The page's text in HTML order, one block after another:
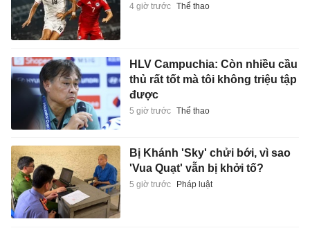
4 giờ trước Thể thao
HLV Campuchia: Còn nhiều cầu
thủ rất tốt mà tôi không triệu tập
được
5 giờ trước Thể thao
Bị Khánh 'Sky' chửi bới, vì sao
'Vua Quạt' vẫn bị khởi tố?
5 giờ trước Pháp luật